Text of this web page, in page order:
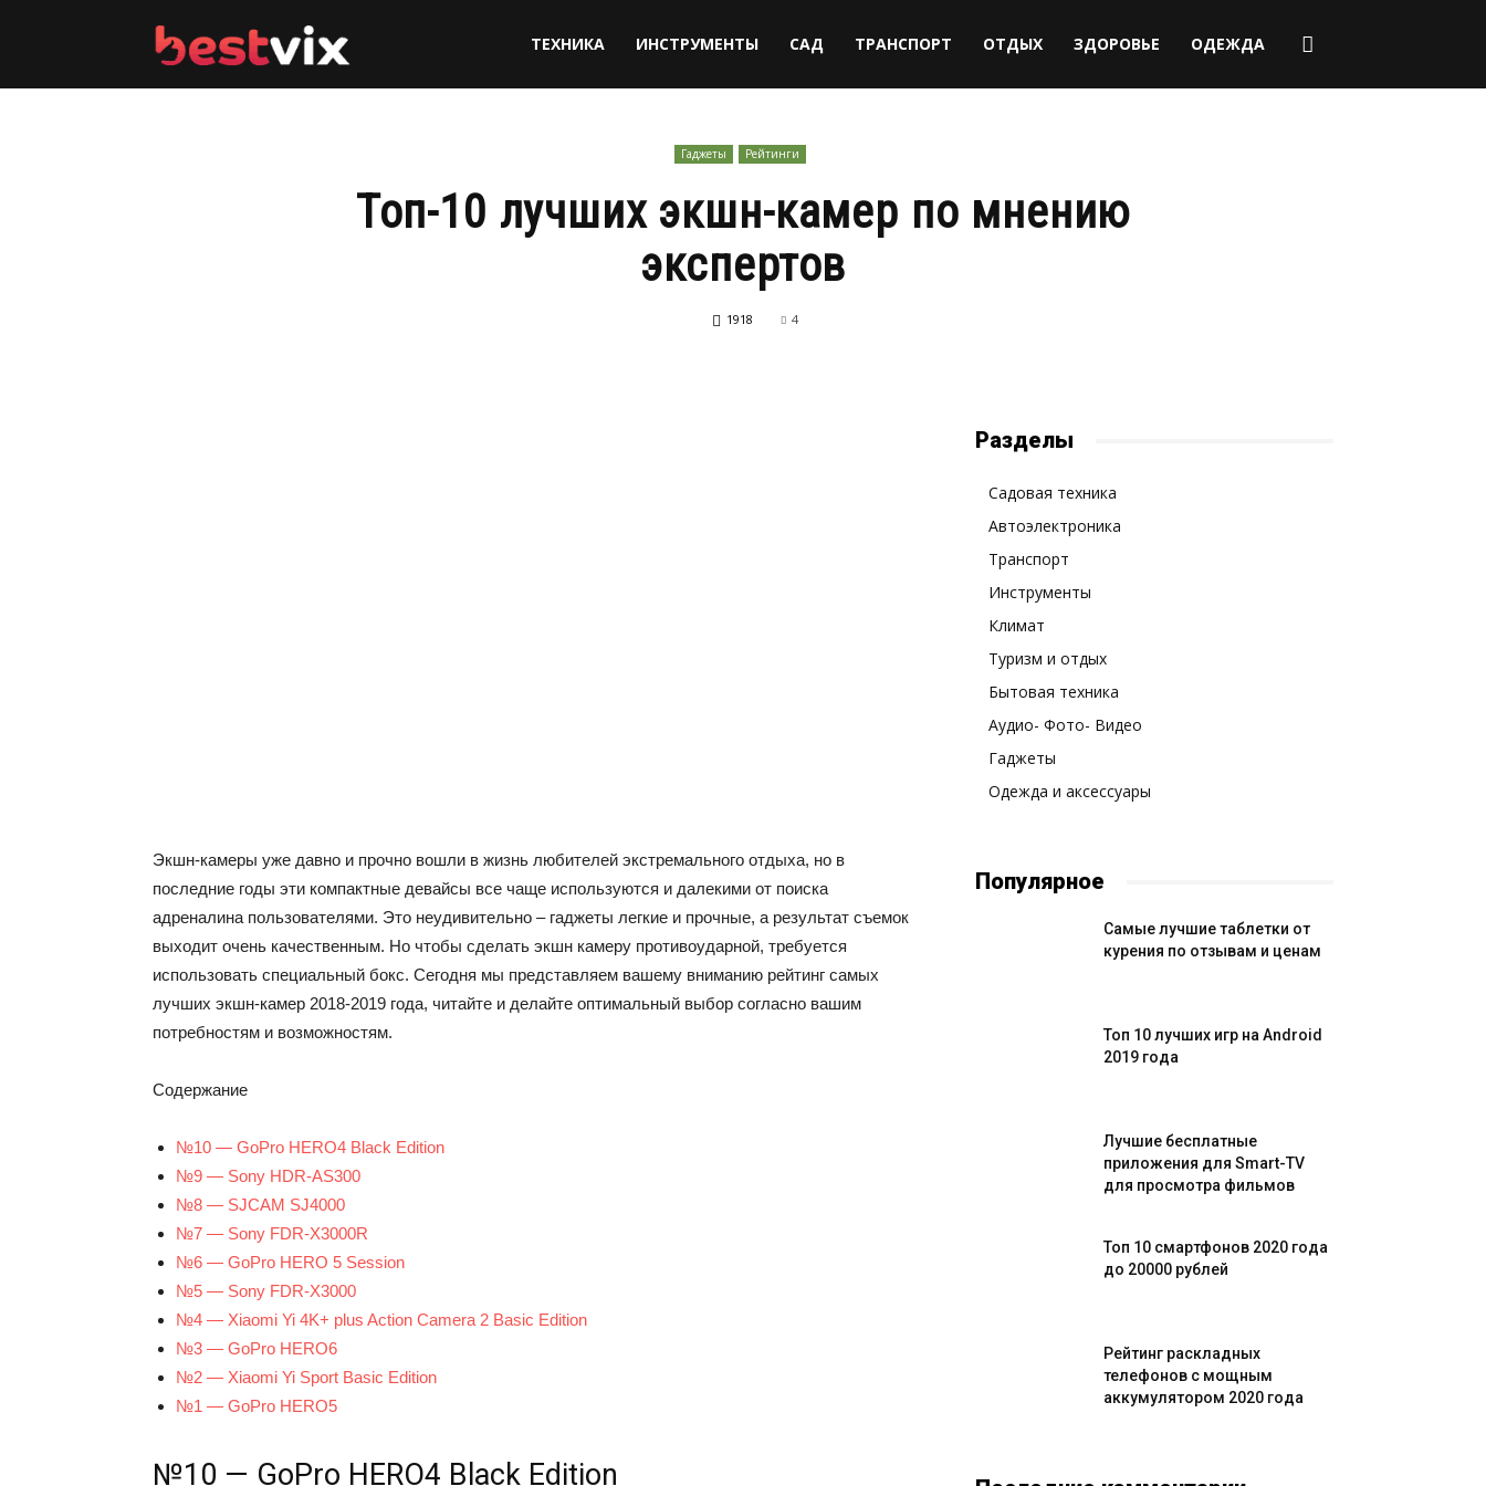
ТЕХНИКА ИНСТРУМЕНТЫ САД ТРАНСПОРТ ОТДЫХ ЗДОРОВЬЕ ОДЕЖДА
Гаджеты Рейтинги
Топ-10 лучших экшн-камер по мнению
экспертов
1918 4
Экшн-камеры уже давно и прочно вошли в жизнь любителей экстремального отдыха, но в
последние годы эти компактные девайсы все чаще используются и далекими от поиска
адреналина пользователями. Это неудивительно – гаджеты легкие и прочные, а результат съемок
выходит очень качественным. Но чтобы сделать экшн камеру противоударной, требуется
использовать специальный бокс. Сегодня мы представляем вашему вниманию рейтинг самых
лучших экшн-камер 2018-2019 года, читайте и делайте оптимальный выбор согласно вашим
потребностям и возможностям.
Содержание
№10 — GoPro HERO4 Black Edition
№9 — Sony HDR-AS300
№8 — SJCAM SJ4000
№7 — Sony FDR-X3000R
№6 — GoPro HERO 5 Session
№5 — Sony FDR-X3000
№4 — Xiaomi Yi 4K+ plus Action Camera 2 Basic Edition
№3 — GoPro HERO6
№2 — Xiaomi Yi Sport Basic Edition
№1 — GoPro HERO5
№10 — GoPro HERO4 Black Edition
Разделы
Садовая техника
Автоэлектроника
Транспорт
Инструменты
Климат
Туризм и отдых
Бытовая техника
Аудио- Фото- Видео
Гаджеты
Одежда и аксессуары
Популярное
Самые лучшие таблетки от
курения по отзывам и ценам
Топ 10 лучших игр на Android
2019 года
Лучшие бесплатные
приложения для Smart-TV
для просмотра фильмов
Топ 10 смартфонов 2020 года
до 20000 рублей
Рейтинг раскладных
телефонов с мощным
аккумулятором 2020 года